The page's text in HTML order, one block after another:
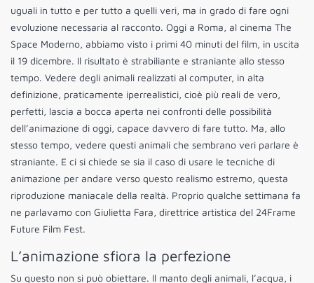
uguali in tutto e per tutto a quelli veri, ma in grado di fare ogni
evoluzione necessaria al racconto. Oggi a Roma, al cinema The
Space Moderno, abbiamo visto i primi 40 minuti del film, in uscita
il 19 dicembre. Il risultato è strabiliante e straniante allo stesso
tempo. Vedere degli animali realizzati al computer, in alta
definizione, praticamente iperrealistici, cioè più reali de vero,
perfetti, lascia a bocca aperta nei confronti delle possibilità
dell’animazione di oggi, capace davvero di fare tutto. Ma, allo
stesso tempo, vedere questi animali che sembrano veri parlare è
straniante. E ci si chiede se sia il caso di usare le tecniche di
animazione per andare verso questo realismo estremo, questa
riproduzione maniacale della realtà. Proprio qualche settimana fa
ne parlavamo con Giulietta Fara, direttrice artistica del 24Frame
Future Film Fest.
L’animazione sfiora la perfezione
Su questo non si può obiettare. Il manto degli animali, l’acqua, i